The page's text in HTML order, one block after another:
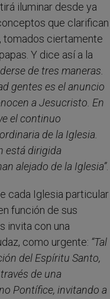
iluminar desde ya
que clarifican
tomados ciertamente
Y dice así a la
de tres maneras.
gentes es el anuncio
a Jesucristo. En
el continuo
de la Iglesia.
está dirigida
alejado de la Iglesia”.
cada Iglesia particular
función de sus
invita con una
como urgente: “Tal
del Espíritu Santo,
de una
Pontífice, invitando a